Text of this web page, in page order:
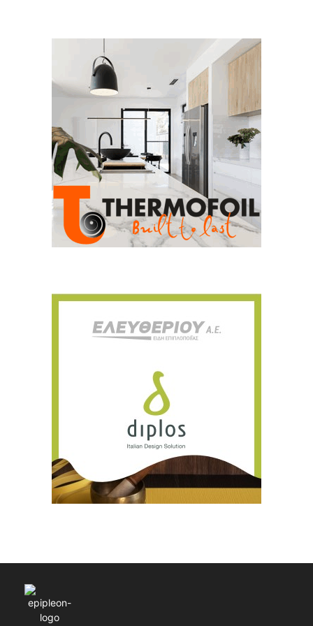
Για να μαθαίνετε πρώτοι τα νέα και όλες
τις τάσεις του κλάδου, εγγραφείτε στο
newsletter μας!
Email
Γράψτε εδώ το email σας
ΕΓΓΡΑΦΉ
Ευχαριστώ, αλλά δεν ενδιαφέρομαι αυτή την στιγμή